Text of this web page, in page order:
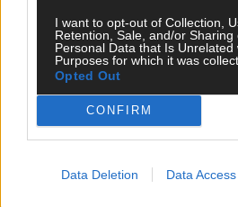
I want to opt-out of Collection,
Retention, Sale, and/or Sharing
Personal Data that Is Unrelated
Purposes for which it was
Opted Out
CONFIRM
Data Deletion Data Access
STREAMS & STORYS